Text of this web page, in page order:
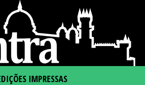
IMPRESSAS